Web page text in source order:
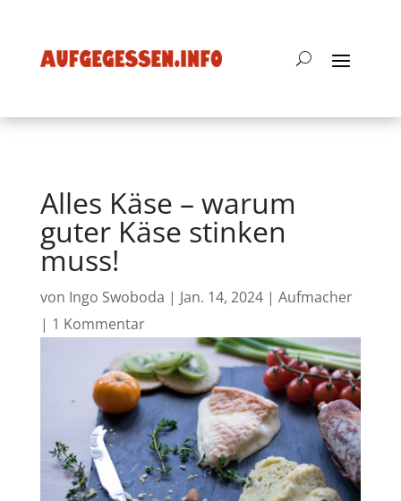
Alles Käse – warum
guter Käse stinken
muss!
von Ingo Swoboda | Jan. 14, 2024| Aufmacher
| 1 Kommentar